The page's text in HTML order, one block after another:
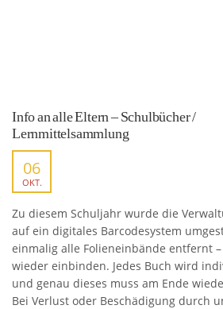
Info an alle Eltern – Schulbücher /
Lernmittelsammlung
06
OKT.
Zu diesem Schuljahr wurde die
auf ein digitales Barcodesystem
einmalig alle Folieneinbände entfernt
wieder einbinden. Jedes Buch wird
und genau dieses muss am Ende
Bei Verlust oder Beschädigung durch